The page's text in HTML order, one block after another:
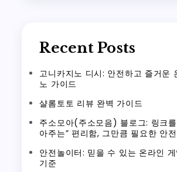
Recent Posts
고니카지노 디시: 안전하고 즐거운
노 가이드
샬롬토토 리뷰 완벽 가이드
주소모아(주소모음) 블로그: 링크
아주는” 편리함, 그만큼 필요한 안
안전놀이터: 믿을 수 있는 온라인
기준